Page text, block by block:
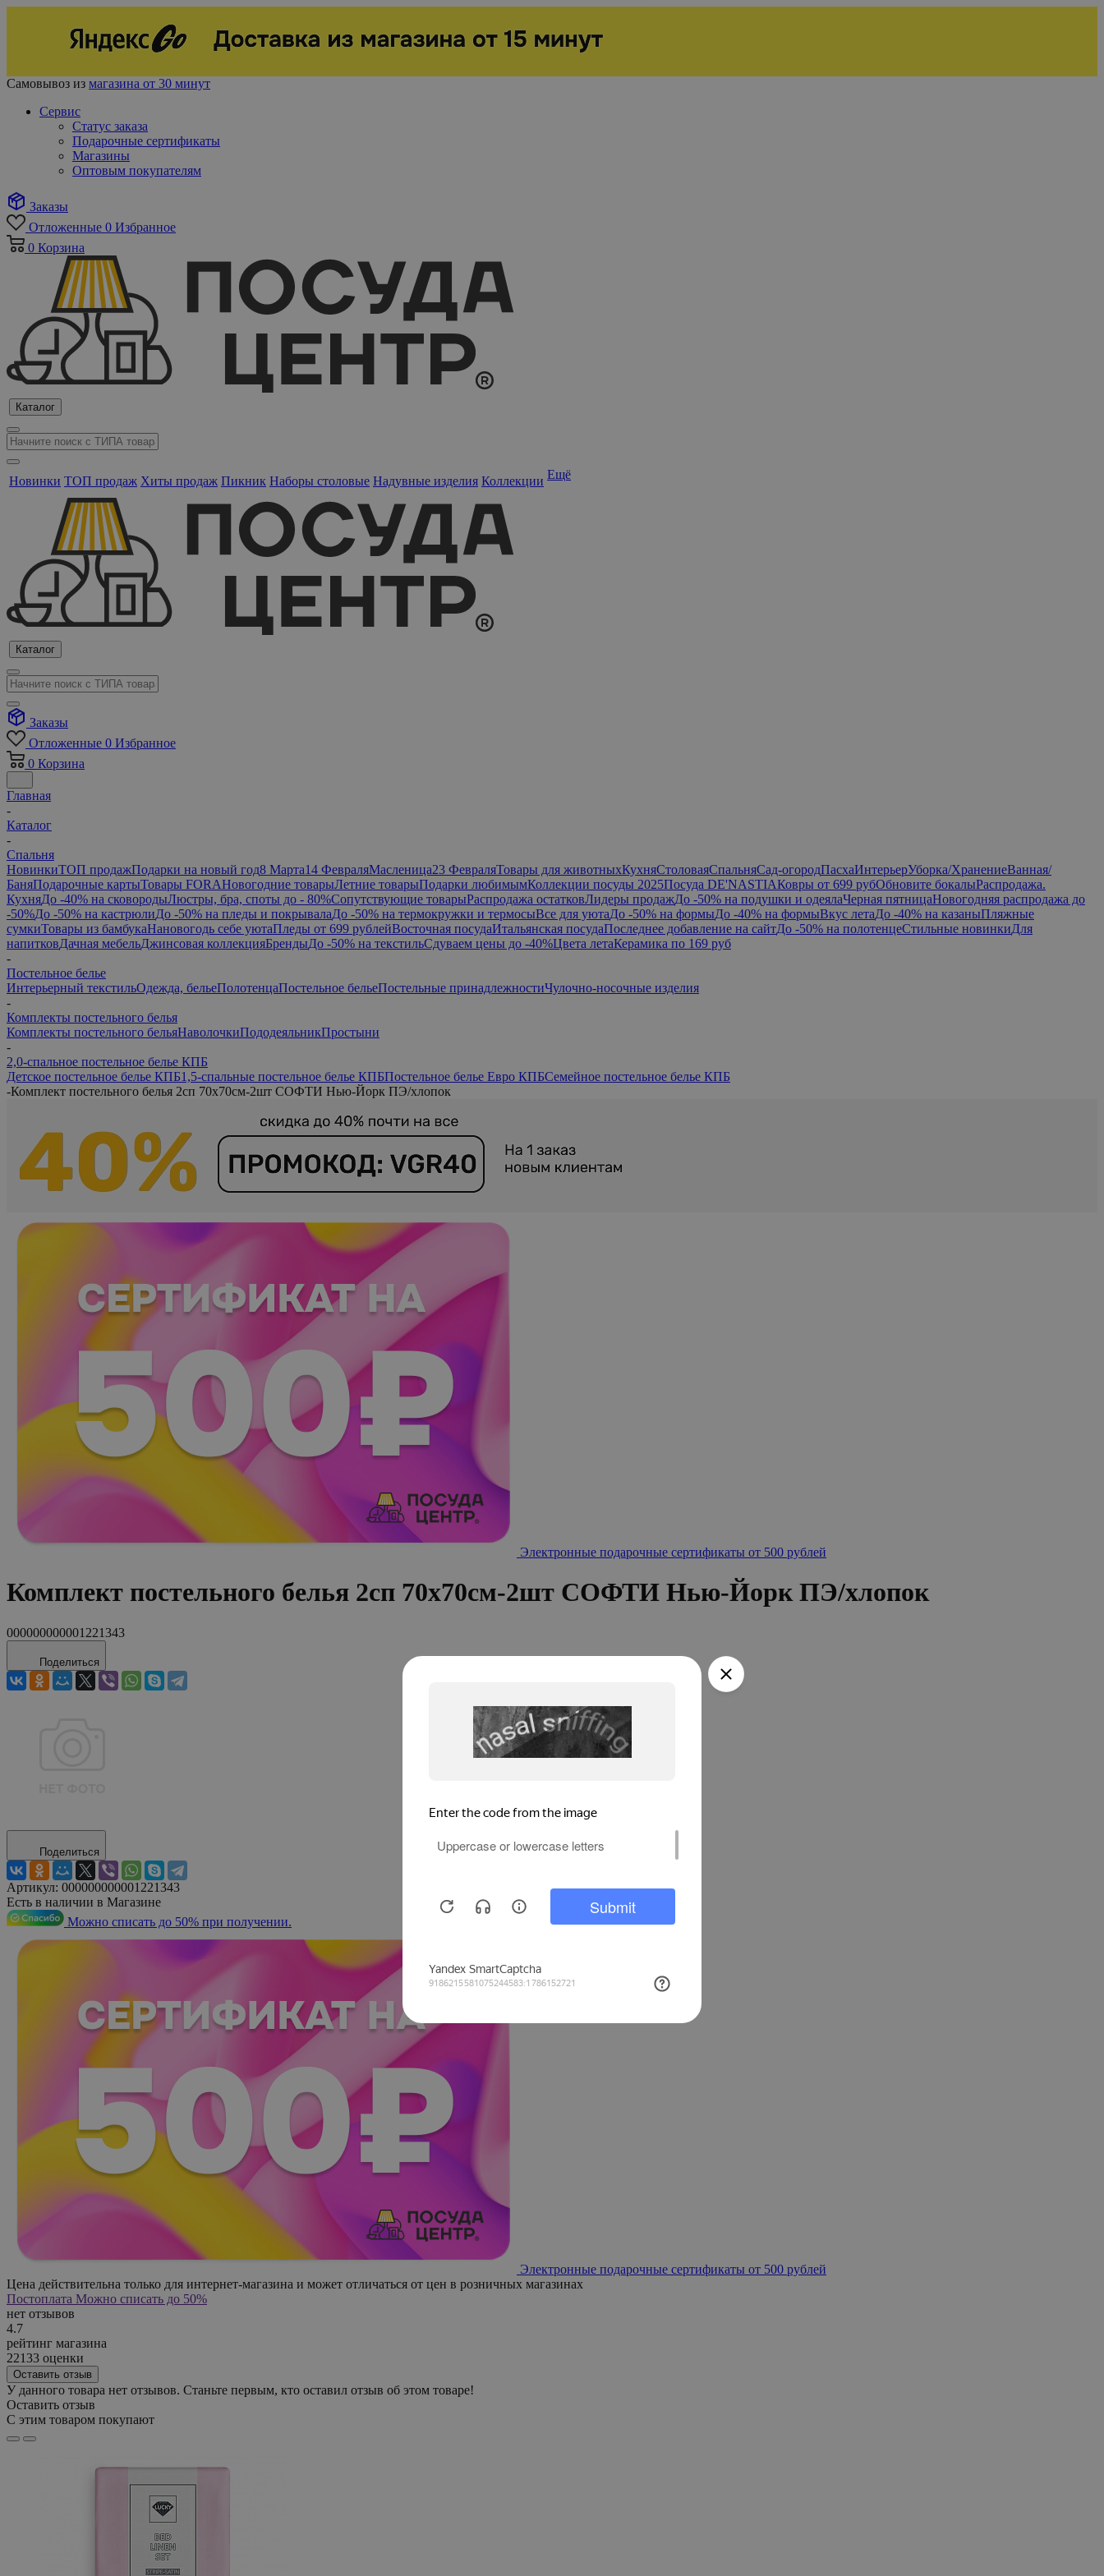
Самовывоз из магазина от 30 минут
Сервис
Статус заказа
Подарочные сертификаты
Магазины
Оптовым покупателям
Заказы
Отложенные 0 Избранное
0 Корзина
Каталог
Новинки ТОП продаж Хиты продаж Пикник Наборы столовые Надувные изделия Коллекции Ещё
Каталог
Заказы
Отложенные 0 Избранное
0 Корзина
Главная
-
Каталог
-
Спальня
НовинкиТОП продажПодарки на новый год8 Марта14 ФевраляМасленица23 ФевраляТовары для животныхКухняСтоловаяСпальняСад-огородПасхаИнтерьерУборка/ХранениеВанная/
БаняПодарочные картыТовары FORAНовогодние товарыЛетние товарыПодарки любимымКоллекции посуды 2025Посуда DE'NASTIAКовры от 699 рубОбновите бокалыРаспродажа.
КухняДо -40% на сковородыЛюстры, бра, споты до - 80%Сопутствующие товарыРаспродажа остатковЛидеры продажДо -50% на подушки и одеялаЧерная пятницаНовогодняя распродажа до
-50%До -50% на кастрюлиДо -50% на пледы и покрывалаДо -50% на термокружки и термосыВсе для уютаДо -50% на формыДо -40% на формыВкус летаДо -40% на казаныПляжные
сумкиТовары из бамбукаНановогодь себе уютаПледы от 699 рублейВосточная посудаИтальянская посудаПоследнее добавление на сайтДо -50% на полотенцеСтильные новинкиДля
напитковДачная мебельДжинсовая коллекцияБрендыДо -50% на текстильСдуваем цены до -40%Цвета летаКерамика по 169 руб
-
Постельное белье
Интерьерный текстильОдежда, бельеПолотенцаПостельное бельеПостельные принадлежностиЧулочно-носочные изделия
-
Комплекты постельного белья
Комплекты постельного бельяНаволочкиПододеяльникПростыни
-
2,0-спальное постельное белье КПБ
Детское постельное белье КПБ1,5-спальные постельное белье КПБПостельное белье Евро КПБСемейное постельное белье КПБ
-Комплект постельного белья 2сп 70х70см-2шт СОФТИ Нью-Йорк ПЭ/хлопок
Электронные подарочные сертификаты от 500 рублей
Комплект постельного белья 2сп 70х70см-2шт СОФТИ Нью-Йорк ПЭ/хлопок
000000000001221343
Поделиться
Поделиться
Артикул: 000000000001221343
Есть в наличии в Магазине
Можно списать до 50% при получении.
Электронные подарочные сертификаты от 500 рублей
Цена действительна только для интернет-магазина и может отличаться от цен в розничных магазинах
Постоплата Можно списать до 50%
нет отзывов
4.7
рейтинг магазина
22133 оценки
Оставить отзыв
У данного товара нет отзывов. Станьте первым, кто оставил отзыв об этом товаре!
Оставить отзыв
С этим товаром покупают